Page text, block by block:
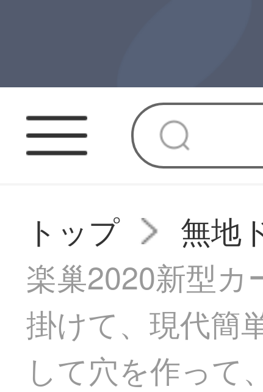
トップ
無地
楽巢2020新型カ
掛けて、現代簡
して穴を作って